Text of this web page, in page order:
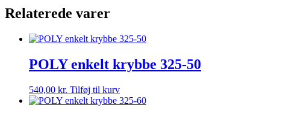
antal
Relaterede varer
POLY enkelt krybbe 325-50
540,00 kr. Tilføj til kurv